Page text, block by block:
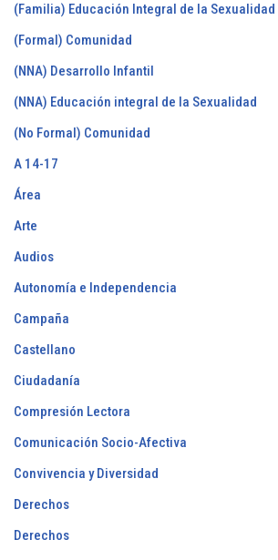
(Familia) Educación Integral de la Sexualidad
(Formal) Comunidad
(NNA) Desarrollo Infantil
(NNA) Educación integral de la Sexualidad
(No Formal) Comunidad
A 14-17
Área
Arte
Audios
Autonomía e Independencia
Campaña
Castellano
Ciudadanía
Compresión Lectora
Comunicación Socio-Afectiva
Convivencia y Diversidad
Derechos
Derechos